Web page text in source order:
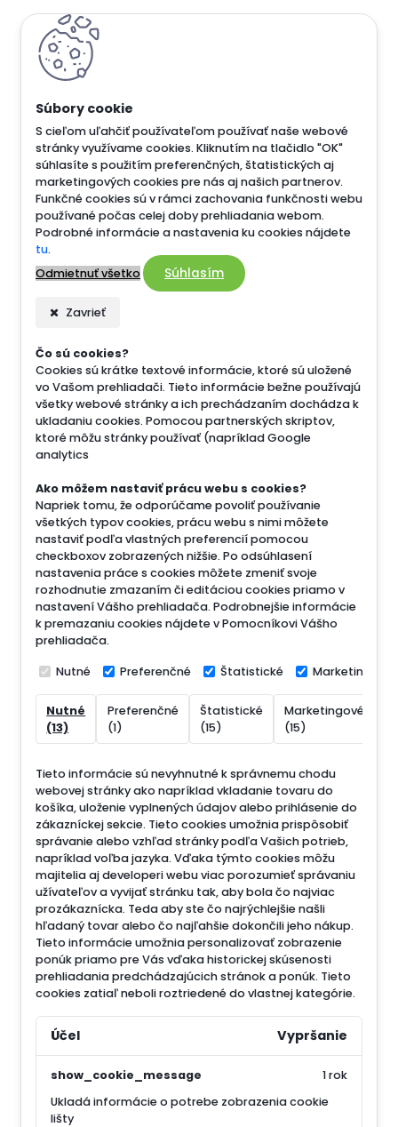
S cieľom uľahčiť používateľom používať naše webové
stránky využívame cookies. Kliknutím na tlačidlo "OK"
súhlasíte s použitím preferenčných, štatistických aj
marketingových cookies pre nás aj našich partnerov.
Funkčné cookies sú v rámci zachovania funkčnosti webu
používané počas celej doby prehliadania webom.
Podrobné informácie a nastavenia ku cookies nájdete
tu.
Odmietnuť všetko
Súhlasím
Zavrieť
Čo sú cookies?
Cookies sú krátke textové informácie, ktoré sú uložené
vo Vašom prehliadači. Tieto informácie bežne používajú
všetky webové stránky a ich prechádzaním dochádza k
ukladaniu cookies. Pomocou partnerských skriptov,
ktoré môžu stránky používať (napríklad Google
analytics
Ako môžem nastaviť prácu webu s cookies?
Napriek tomu, že odporúčame povoliť používanie
všetkých typov cookies, prácu webu s nimi môžete
nastaviť podľa vlastných preferencií pomocou
checkboxov zobrazených nižšie. Po odsúhlasení
nastavenia práce s cookies môžete zmeniť svoje
rozhodnutie zmazaním či editáciou cookies priamo v
nastavení Vášho prehliadača. Podrobnejšie informácie
k premazaniu cookies nájdete v Pomocníkovi Vášho
prehliadača.
Nutné Preferenčné Štatistické Marketingové
Nutné
(13)
Preferenčné
(1)
Štatistické
(15)
Marketingové
(15)
Tieto informácie sú nevyhnutné k správnemu chodu
webovej stránky ako napríklad vkladanie tovaru do
košíka, uloženie vyplnených údajov alebo prihlásenie do
zákazníckej sekcie. Tieto cookies umožnia prispôsobiť
správanie alebo vzhľad stránky podľa Vašich potrieb,
napríklad voľba jazyka. Vďaka týmto cookies môžu
majitelia aj developeri webu viac porozumieť správaniu
užívateľov a vyvijať stránku tak, aby bola čo najviac
prozákaznícka. Teda aby ste čo najrýchlejšie našli
hľadaný tovar alebo čo najľahšie dokončili jeho nákup.
Tieto informácie umožnia personalizovať zobrazenie
ponúk priamo pre Vás vďaka historickej skúsenosti
prehliadania predchádzajúcich stránok a ponúk. Tieto
cookies zatiaľ neboli roztriedené do vlastnej kategórie.
Účel Vypršanie
show_cookie_message
Ukladá informácie o potrebe zobrazenia cookie
lišty
1 rok